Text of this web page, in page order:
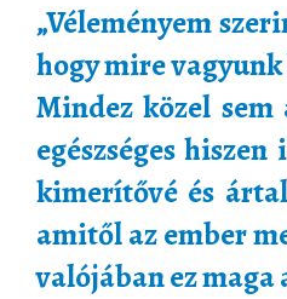
„Véleményem
hogy mire vagyunk
Mindez közel
egészséges
kimerítővé és
amitől az ember
valójában ez maga